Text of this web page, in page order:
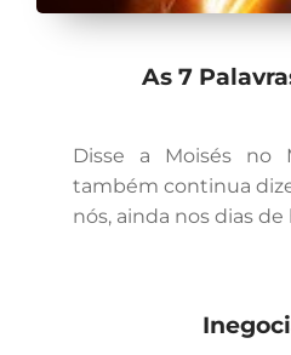
As 7
Disse a Moisés no
também continua
nós, ainda nos dias de